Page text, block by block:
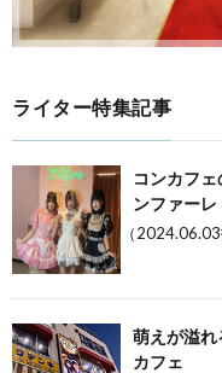
ライター特集記事
コンカフ
ンファーレ
（2024.06.03
萌えが溢れ
カフェ